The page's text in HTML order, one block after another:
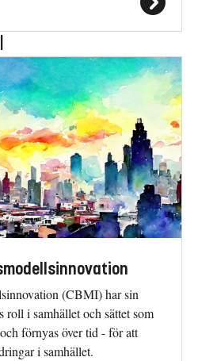
(CBMI) har sin
roll i samhället och sättet som
förnyas över tid - för att
i samhället.